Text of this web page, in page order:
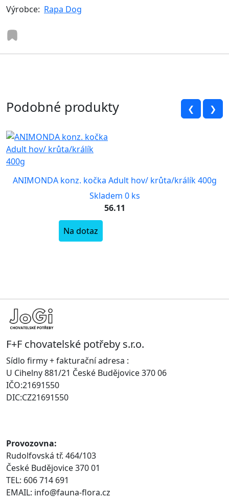
Výrobce: Rapa Dog
Podobné produkty ❮ ❯
ANIMONDA konz. kočka Adult hov/ krůta/králík 400g
Skladem 0 ks
56.11
Na dotaz
F+F chovatelské potřeby s.r.o.
Sídlo firmy + fakturační adresa :
U Cihelny 881/21 České Budějovice 370 06
IČO:21691550
DIC:CZ21691550
Provozovna:
Rudolfovská tř. 464/103
České Budějovice 370 01
TEL: 606 714 691
EMAIL: info@fauna-flora.cz